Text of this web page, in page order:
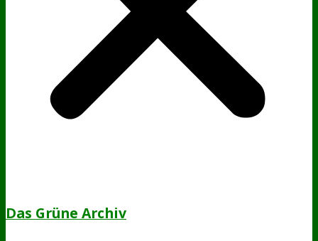
Das Grüne Archiv